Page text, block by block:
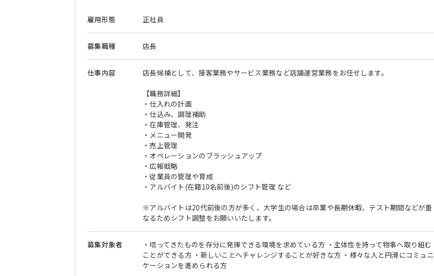
雇用形態 正社員
募集職種 店長
仕事内容 店長候補として、接客業務やサービス業務など店舗運営業務をお任せします。
【職務詳細】
・仕入れの計画
・仕込み、調理補助
・在庫管理、発注
・メニュー開発
・売上管理
・オペレーションのブラッシュアップ
・広報戦略
・従業員の管理や育成
・アルバイト(在籍10名前後)のシフト管理 など
※アルバイトは20代前後の方が多く、大学生の場合は卒業や長期休暇、テスト期間などが重
なるためシフト調整をお願いいたします。
募集対象者
・培ってきたものを存分に発揮できる環境を求めている方 ・主体性を持って物事へ取り組む
ことができる方 ・新しいことへチャレンジすることが好きな方 ・様々な人と円滑にコミュニ
ケーションを進められる方